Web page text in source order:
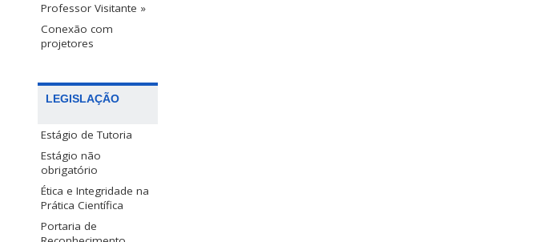
Professor Visitante »
Conexão com
projetores
LEGISLAÇÃO
Estágio de Tutoria
Estágio não
obrigatório
Ética e Integridade na
Prática Científica
Portaria de